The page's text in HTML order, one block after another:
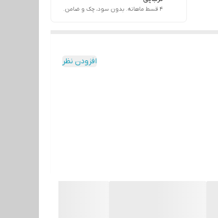
۴ قسط ماهانه. بدون سود، چک و ضامن.
افزودن نظر